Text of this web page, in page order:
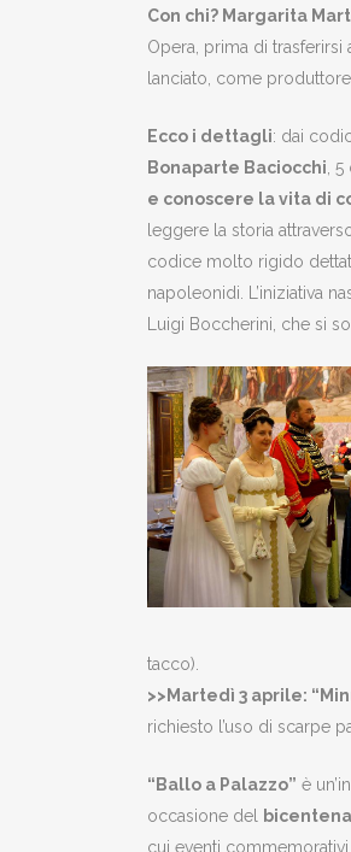
Con chi? Margarita
Opera, prima di
lanciato, come
Ecco i dettagli: dai
Bonaparte Baciocchi ,
e conoscere la vita di
leggere la storia
codice molto rigido
napoleonidi. L’iniziativa
Luigi Boccherini, che si
tacco).
>>Martedì 3 aprile: “
richiesto l’uso di scarpe
“Ballo a Palazzo” è
occasione del
cui eventi